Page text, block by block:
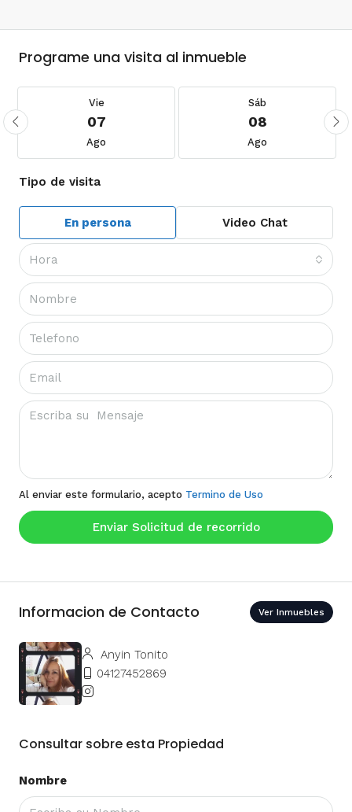
Programe una visita al inmueble
Vie
07
Ago
Sáb
08
Ago
Tipo de visita
En persona Video Chat
Hora
Al enviar este formulario, acepto Termino de Uso
Enviar Solicitud de recorrido
Informacion de Contacto Ver Inmuebles
Anyin Tonito
04127452869
Consultar sobre esta Propiedad
Nombre